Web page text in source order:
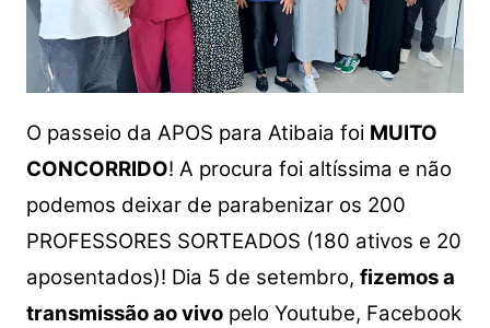
O passeio da APOS para Atibaia foi MUITO
CONCORRIDO! A procura foi altíssima e não
podemos deixar de parabenizar os 200
PROFESSORES SORTEADOS (180 ativos e 20
aposentados)! Dia 5 de setembro, fizemos a
transmissão ao vivopelo Youtube, Facebook